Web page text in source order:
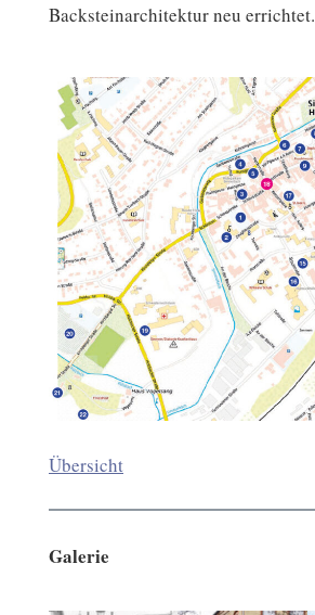
Backsteinarchitektur neu errichtet.
Übersicht
Galerie